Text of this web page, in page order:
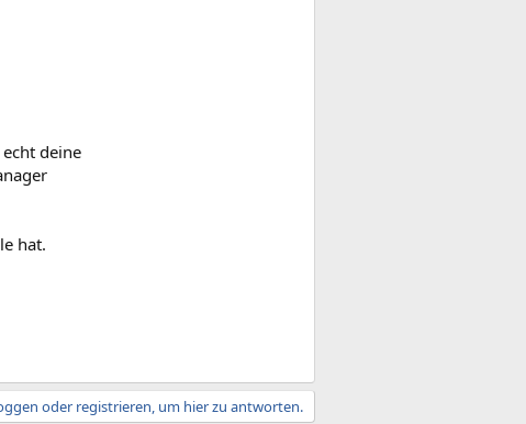
deine
hat.
oder registrieren, um hier zu antworten.